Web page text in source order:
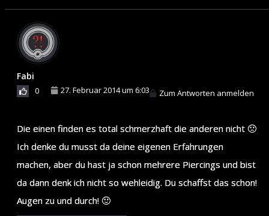
Fabi
0 27. Februar 2014 um 6:03 Zum Antworten anmelden
Die einen finden es total schmerzhaft die anderen nicht 🙁
Ich denke du musst da deine eigenen Erfahrungen
machen, aber du hast ja schon mehrere Piercings und bist
da dann denk ich nicht so wehleidig. Du schaffst das schon!
Augen zu und durch! 🙂